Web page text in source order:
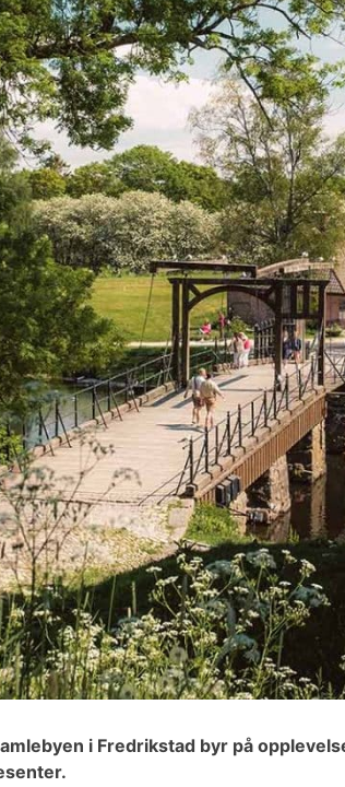
i Fredrikstad byr på